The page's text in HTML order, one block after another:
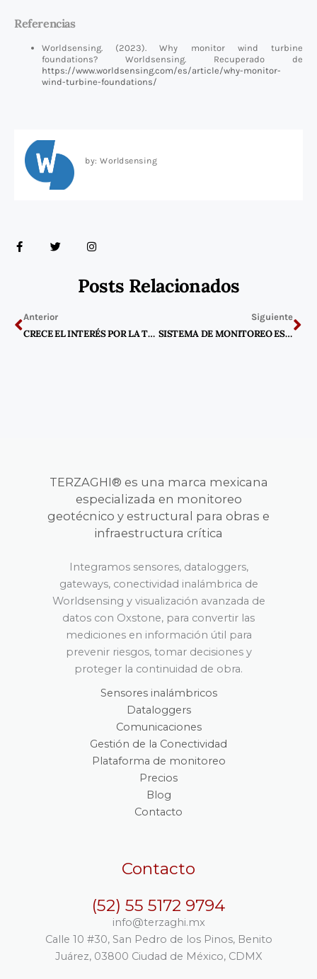
Referencias
Worldsensing. (2023). Why monitor wind turbine
foundations? Worldsensing. Recuperado de
https://www.worldsensing.com/es/article/why-monitor-
wind-turbine-foundations/
by: Worldsensing
a
c
f
w
i
n
s
g
r
Posts Relacionados
Anterior
CRECE EL INTERÉS POR LA TECNOLOGÍA DE TELEVIGILANCIA IOT ENTRE LOS PRINCIPALES OPERADORES FERROVIARIOS EUROPEOS
Siguiente
SISTEMA DE MONITOREO ESTRUCTURAL INALÁMBRICO TERZAGHI® PARA EL CONTROL DE LA CARGA DE TENSIÓN EN ANCLAS
TERZAGHI® es una marca mexicana
especializada en monitoreo
geotécnico y estructural para obras e
infraestructura crítica
Integramos sensores, dataloggers,
gateways, conectividad inalámbrica de
Worldsensing y visualización avanzada de
datos con Oxstone, para convertir las
mediciones en información útil para
prevenir riesgos, tomar decisiones y
proteger la continuidad de obra.
Sensores inalámbricos
Dataloggers
Comunicaciones
Gestión de la Conectividad
Plataforma de monitoreo
Precios
Blog
Contacto
Contacto
(52) 55 5172 9794
info@terzaghi.mx
Calle 10 #30, San Pedro de los Pinos, Benito
Juárez, 03800 Ciudad de México, CDMX